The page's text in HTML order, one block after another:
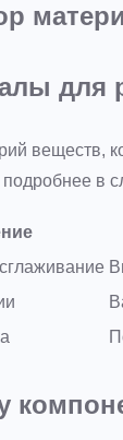
для
веществ,
в